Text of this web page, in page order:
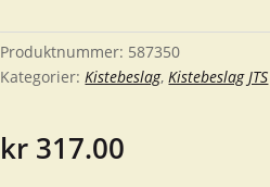
Produktnummer: 587350
Kategorier: Kistebeslag, Kistebeslag JTS
kr 317.00